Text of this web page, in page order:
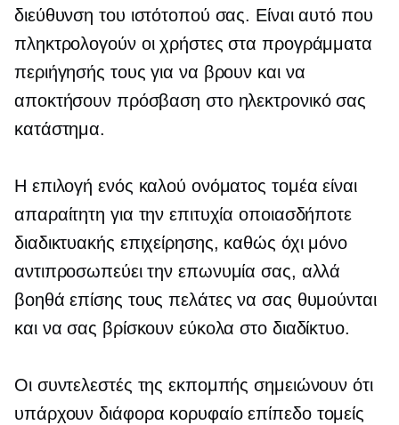
διεύθυνση του ιστότοπού σας. Είναι αυτό που
πληκτρολογούν οι χρήστες στα προγράμματα
περιήγησής τους για να βρουν και να
αποκτήσουν πρόσβαση στο ηλεκτρονικό σας
κατάστημα.
Η επιλογή ενός καλού ονόματος τομέα είναι
απαραίτητη για την επιτυχία οποιασδήποτε
διαδικτυακής επιχείρησης, καθώς όχι μόνο
αντιπροσωπεύει την επωνυμία σας, αλλά
βοηθά επίσης τους πελάτες να σας θυμούνται
και να σας βρίσκουν εύκολα στο διαδίκτυο.
Οι συντελεστές της εκπομπής σημειώνουν ότι
υπάρχουν διάφορα κορυφαίο επίπεδοτομείς